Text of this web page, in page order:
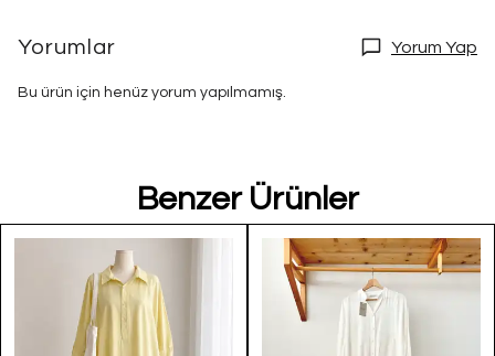
Yorumlar Yorum Yap
Bu ürün için henüz yorum yapılmamış.
Benzer Ürünler